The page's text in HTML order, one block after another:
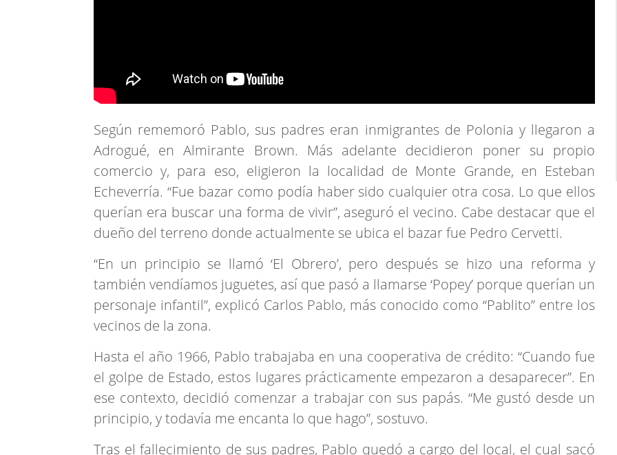
Según rememoró Pablo, sus padres eran inmigrantes de Polonia y llegaron a
Adrogué, en Almirante Brown. Más adelante decidieron poner su propio
comercio y, para eso, eligieron la localidad de Monte Grande, en Esteban
Echeverría. “Fue bazar como podía haber sido cualquier otra cosa. Lo que ellos
querían era buscar una forma de vivir”, aseguró el vecino. Cabe destacar que el
dueño del terreno donde actualmente se ubica el bazar fue Pedro Cervetti.
“En un principio se llamó ‘El Obrero’, pero después se hizo una reforma y
también vendíamos juguetes, así que pasó a llamarse ‘Popey’ porque querían un
personaje infantil”, explicó Carlos Pablo, más conocido como “Pablito” entre los
vecinos de la zona.
Hasta el año 1966, Pablo trabajaba en una cooperativa de crédito: “Cuando fue
el golpe de Estado, estos lugares prácticamente empezaron a desaparecer”. En
ese contexto, decidió comenzar a trabajar con sus papás. “Me gustó desde un
principio, y todavía me encanta lo que hago”, sostuvo.
Tras el fallecimiento de sus padres, Pablo quedó a cargo del local, el cual sacó